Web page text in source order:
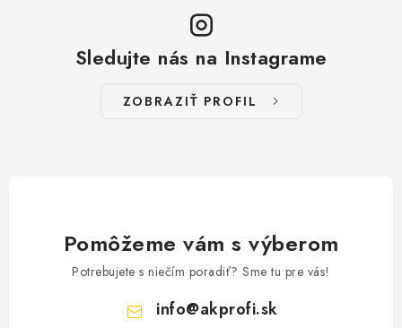
Sledujte nás na Instagrame
ZOBRAZIŤ PROFIL
Pomôžeme vám s výberom
Potrebujete s niečím poradiť? Sme tu pre vás!
info@akprofi.sk